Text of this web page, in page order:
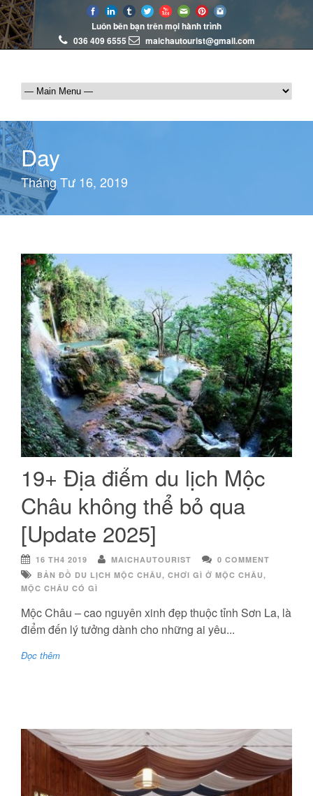
Luôn bên bạn trên mọi hành trình
036 409 6555
maichautourist@gmail.com
Day
Tháng Tư 16, 2019
19+ Địa điểm du lịch Mộc
Châu không thể bỏ qua
[Update 2025]
16 TH4 2019 MAICHAUTOURIST
0 COMMENT
BẢN ĐỒ DU LỊCH MỘC CHÂU, CHƠI GÌ Ở MỘC CHÂU,
MỘC CHÂU CÓ GÌ
Mộc Châu – cao nguyên xinh đẹp thuộc tỉnh Sơn La, là
điểm đến lý tưởng dành cho những ai yêu...
Đọc thêm